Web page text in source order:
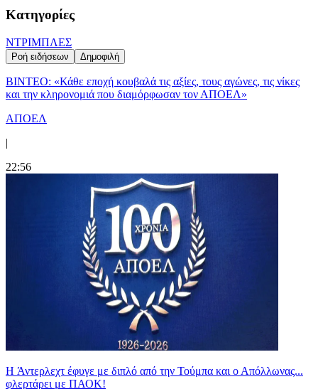
Κατηγορίες
ΝΤΡΙΜΠΛΕΣ
Ροή ειδήσεων Δημοφιλή
ΒΙΝΤΕΟ: «Κάθε εποχή κουβαλά τις αξίες, τους αγώνες, τις νίκες
και την κληρονομιά που διαμόρφωσαν τον ΑΠΟΕΛ»
ΑΠΟΕΛ
|
22:56
H Άντερλεχτ έφυγε με διπλό από την Τούμπα και ο Απόλλωνας...
φλερτάρει με ΠΑΟΚ!